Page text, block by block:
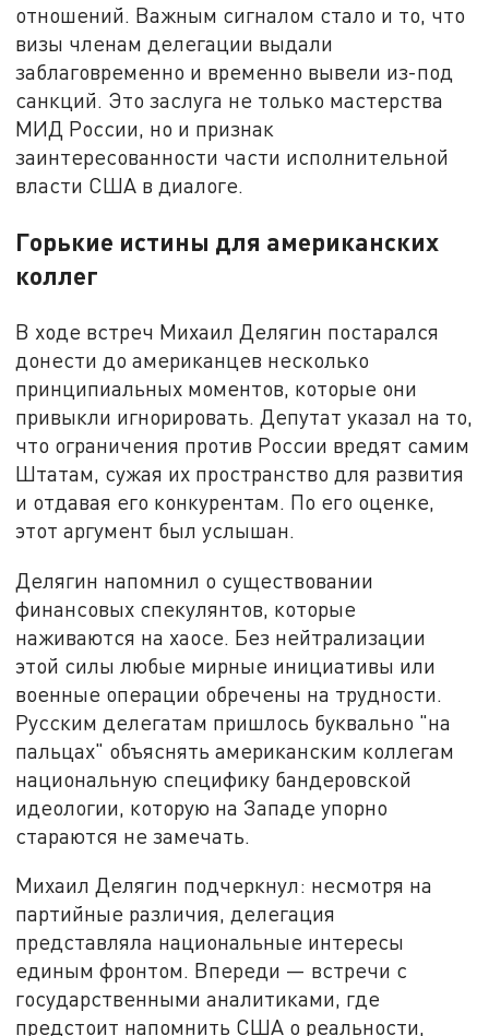
отношений. Важным сигналом стало и то, что
визы членам делегации выдали
заблаговременно и временно вывели из-под
санкций. Это заслуга не только мастерства
МИД России, но и признак
заинтересованности части исполнительной
власти США в диалоге.
Горькие истины для американских
коллег
В ходе встреч Михаил Делягин постарался
донести до американцев несколько
принципиальных моментов, которые они
привыкли игнорировать. Депутат указал на то,
что ограничения против России вредят самим
Штатам, сужая их пространство для развития
и отдавая его конкурентам. По его оценке,
этот аргумент был услышан.
Делягин напомнил о существовании
финансовых спекулянтов, которые
наживаются на хаосе. Без нейтрализации
этой силы любые мирные инициативы или
военные операции обречены на трудности.
Русским делегатам пришлось буквально "на
пальцах" объяснять американским коллегам
национальную специфику бандеровской
идеологии, которую на Западе упорно
стараются не замечать.
Михаил Делягин подчеркнул: несмотря на
партийные различия, делегация
представляла национальные интересы
единым фронтом. Впереди — встречи с
государственными аналитиками, где
предстоит напомнить США о реальности,